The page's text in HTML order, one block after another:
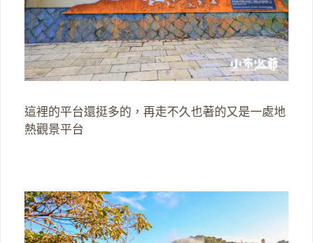
這裡的平台還挺多的，再走不久也著的又是一處地
熱觀景平台